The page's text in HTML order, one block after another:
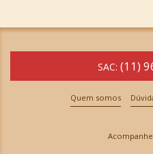
SAC: (11)
Quem somos